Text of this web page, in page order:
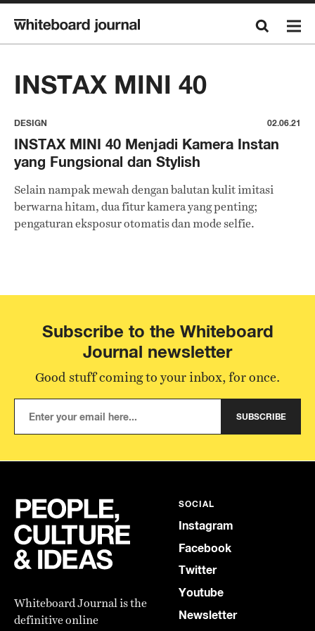
INSTAX MINI 40
DESIGN 02.06.21
INSTAX MINI 40 Menjadi Kamera Instan
yang Fungsional dan Stylish
Selain nampak mewah dengan balutan kulit imitasi
berwarna hitam, dua fitur kamera yang penting;
pengaturan eksposur otomatis dan mode selfie.
Subscribe to the Whiteboard
Journal newsletter
Good stuff coming to your inbox, for once.
SUBSCRIBE
Whiteboard Journal is the
definitive online
SOCIAL
Instagram
Facebook
Twitter
Youtube
Newsletter